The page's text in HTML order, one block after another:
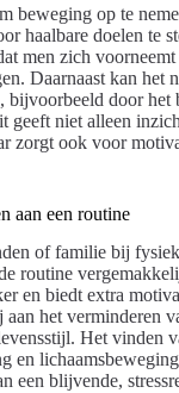
beweging op te
haalbare doelen te
men zich
Daarnaast kan het
bijvoorbeeld door het
geeft niet alleen
zorgt ook voor
aan een routine
of familie bij
routine
en biedt extra
het verminderen
Het vinden
en
een blijvende,